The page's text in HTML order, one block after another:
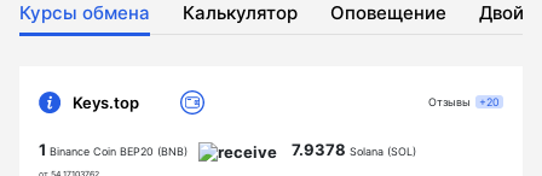
Курсы обмена Калькулятор Оповещение
Keys.top
1 Binance Coin BEP20 (BNB) 7.9378 Solana (SOL)
Отзывы +20